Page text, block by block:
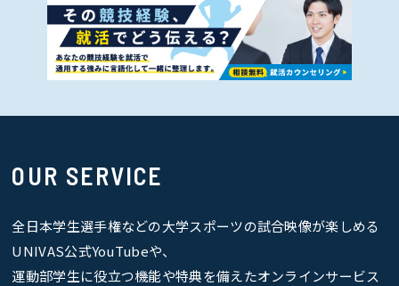
OUR SERVICE
全日本学生選手権などの大学スポーツの試合映像が楽しめる
UNIVAS公式YouTubeや、
運動部学生に役立つ機能や特典を備えたオンラインサービス